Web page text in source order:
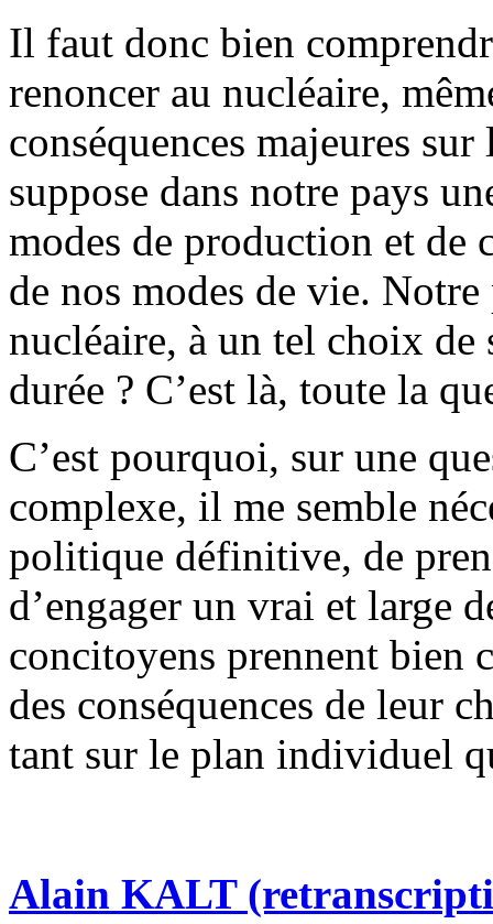
Il faut donc bien
renoncer au nucléaire,
conséquences majeures
suppose dans notre pays
modes de production et de
de nos modes de vie.
nucléaire, à un tel choix de
durée ? C’est là, toute la
C’est pourquoi, sur une
complexe, il me semble
politique définitive, de
d’engager un vrai et large
concitoyens prennent bien
des conséquences de leur
tant sur le plan individuel
Alain KALT